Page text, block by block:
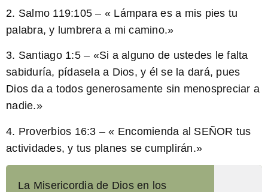
2. Salmo 119:105 – « Lámpara es a mis pies tu
palabra, y lumbrera a mi camino.»
3. Santiago 1:5 – «Si a alguno de ustedes le falta
sabiduría, pídasela a Dios, y él se la dará, pues
Dios da a todos generosamente sin menospreciar a
nadie.»
4. Proverbios 16:3 – « Encomienda al SEÑOR tus
actividades, y tus planes se cumplirán.»
La Misericordia de Dios en los